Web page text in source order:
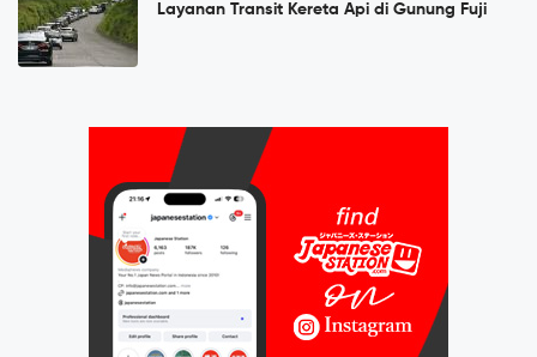
Layanan Transit Kereta Api di Gunung Fuji